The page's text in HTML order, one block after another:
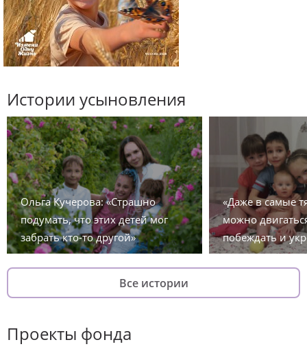
Истории усыновления
Ольга Кучерова: «Страшно
подумать, что этих детей мог
забрать кто-то другой»
«Даже в самые
можно
побеждать и
Все истории
Проекты фонда